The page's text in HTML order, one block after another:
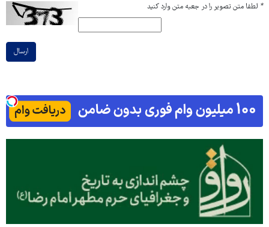
* لطفا متن تصویر را در جعبه متن وارد کنید
ارسال